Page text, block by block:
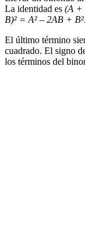
La identidad es (A +
B)² = A² – 2AB + B².
El último término
cuadrado. El signo
los términos del